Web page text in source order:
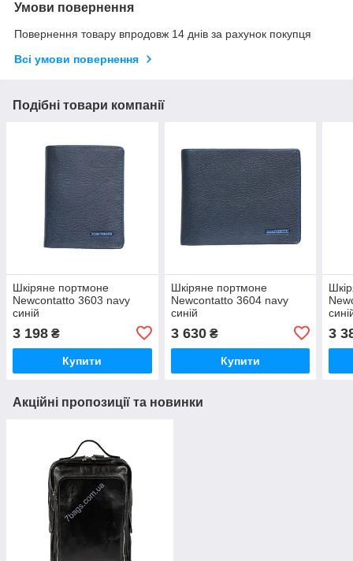
Умови повернення
Повернення товару впродовж 14 днів за рахунок покупця
Всі умови повернення
Подібні товари компанії
Шкіряне портмоне
Newcontatto 3603 navy
синій
3 198 ₴
Купити
Шкіряне портмоне
Newcontatto 3604 navy
синій
3 630₴
Купити
3
Акційні пропозиції та новинки